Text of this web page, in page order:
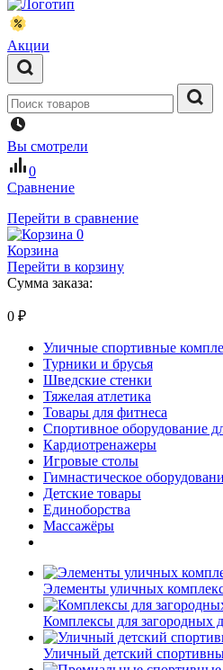
Акции
Вы смотрели
0
Сравнение
Перейти в сравнение
0
Корзина
Перейти в корзину
Сумма заказа:
0 ₽
Уличные спортивные
Турники и брусья
Шведские стенки
Тяжелая атлетика
Товары для фитнеса
Спортивное оборудование
Кардиотренажеры
Игровые столы
Гимнастическое
Детские товары
Единоборства
Массажёры
Элементы уличных
Комплексы для загородных
Уличный детский